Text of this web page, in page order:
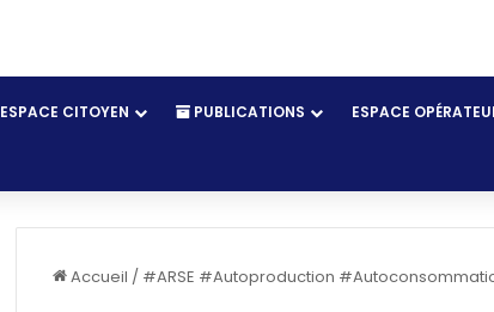
ESPACE CITOYEN PUBLICATIONS ESPACE
Accueil / #ARSE #Autoproduction